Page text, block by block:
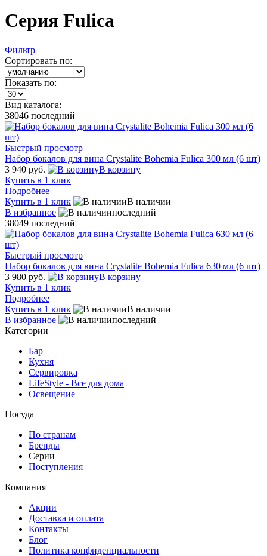
Серия Fulica
Фильтр
Сортировать по:
Показать по:
Вид каталога:
38046 последний
Быстрый просмотр
Набор бокалов для вина Crystalite Bohemia Fulica 300 мл (6 шт)
3 940 руб.
В корзину
Купить в 1 клик
Подробнее
Купить в 1 клик
В наличии
В избранное
последний
38049 последний
Быстрый просмотр
Набор бокалов для вина Crystalite Bohemia Fulica 630 мл (6 шт)
3 980 руб.
В корзину
Купить в 1 клик
Подробнее
Купить в 1 клик
В наличии
В избранное
последний
Категории
Бар
Кухня
Сервировка
LifeStyle - Все для дома
Освещение
Посуда
По странам
Бренды
Серии
Поступления
Компания
Акции
Доставка и оплата
Контакты
Блог
Политика конфиденциальности